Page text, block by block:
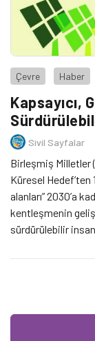
Çevre Haber
Kapsayıcı,
Sivil Sayfalar
Birleşmiş Milletler
Küresel Hedef’ten
alanları” 2030’a
kentleşmenin
sürdürülebilir